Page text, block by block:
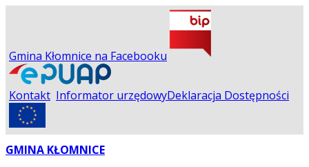
Gmina Kłomnice na Facebooku
Kontakt Informator urzędowyDeklaracja Dostępności
GMINA KŁOMNICE